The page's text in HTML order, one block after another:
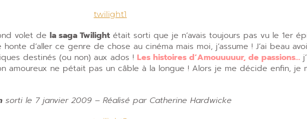
volet de la saga Twilight était sorti que je n’avais toujours pas vu le 1er
d’aller ce genre de chose au cinéma mais moi, j’assume ! J’ai beau
destinés (ou non) aux ados ! Les histoires d’Amouuuuur, de passions…
amoureux ne pétait pas un câble à la longue ! Alors je me décide enfin, je
sorti le 7 janvier 2009 – Réalisé par Catherine Hardwicke